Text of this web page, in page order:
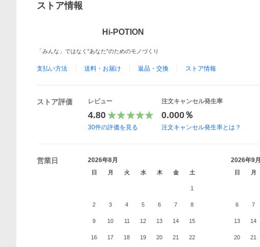
ストア情報
Hi-POTION
「みんな」ではなく"あなた"のためのモノづくり
支払い方法 送料・お届け 返品・交換 ストア情報
ストア評価 レビュー
4.80
30件の評価を見る
注文キャンセル発生率
0.000％
注文キャンセル発生率とは？
営業日 2026年8月
日 月 火 水 木 金 土
1
2 3 4 5 6 7 8
9 10 11 12 13 14 15
16 17 18 19 20 21 22
2026年9月
日 月
6 7
13 14
20 21